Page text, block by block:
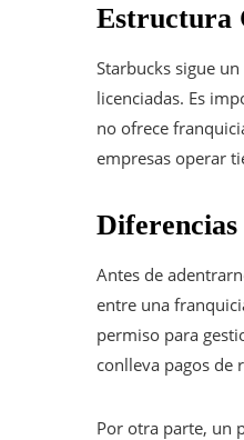
Estructura
Starbucks sigue
licenciadas. Es
no ofrece
empresas operar
Antes de
entre una
permiso para
conlleva pagos de
Por otra parte, un